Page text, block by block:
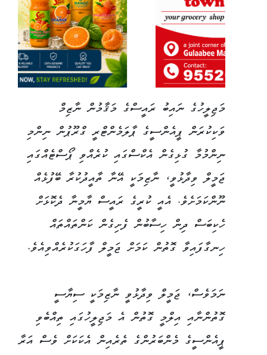
މަޖިލީހުގެ ނައިބު ރައީސްގެ މަޤާމުން ނާޒިމް
ވަކިކުރަން ޕީއެންސީގެ ޕާލަމެންޓްރީ ގްރޫޕުން ނިންމި
ނިންމުމާ ގުޅިގެން އެކްސްގައި ކުރެއްވި ޕޯސްޓެއްގައި
ޖަމީލް ވިދާޅުވީ، ނާޒިމަކީ އޭނާ ތާއީދުކުރާ ބޭފުޅެއް
ނޫންކަމަށެވެ. އެއީ ކުރީގެ ރައީސް ޔާމީނާ ދެކޮޅަށް
ހެކިބަސް ދިން ހިސާބުން ފެށިގެން ކަންތައްތައް
ހިނގާފައިވާ ގޮތުން ކަމަށް ޖަމީލް ފާހަގަކުރެއްވިއެވެ.
ނަމަވެސް، ޖަމީލް ވިދާޅުވީ ނާޒިމަކީ ސިޔާސީ
ގޮތުންނާއި އިލްމީ ގޮތުން އެ މަޖިލީހުގައި ތިއްބެވި
ޕީއެންސީގެ މެންބަރުންގެ ތެރެއިން އެކަކަށް ވެސް އަރާ